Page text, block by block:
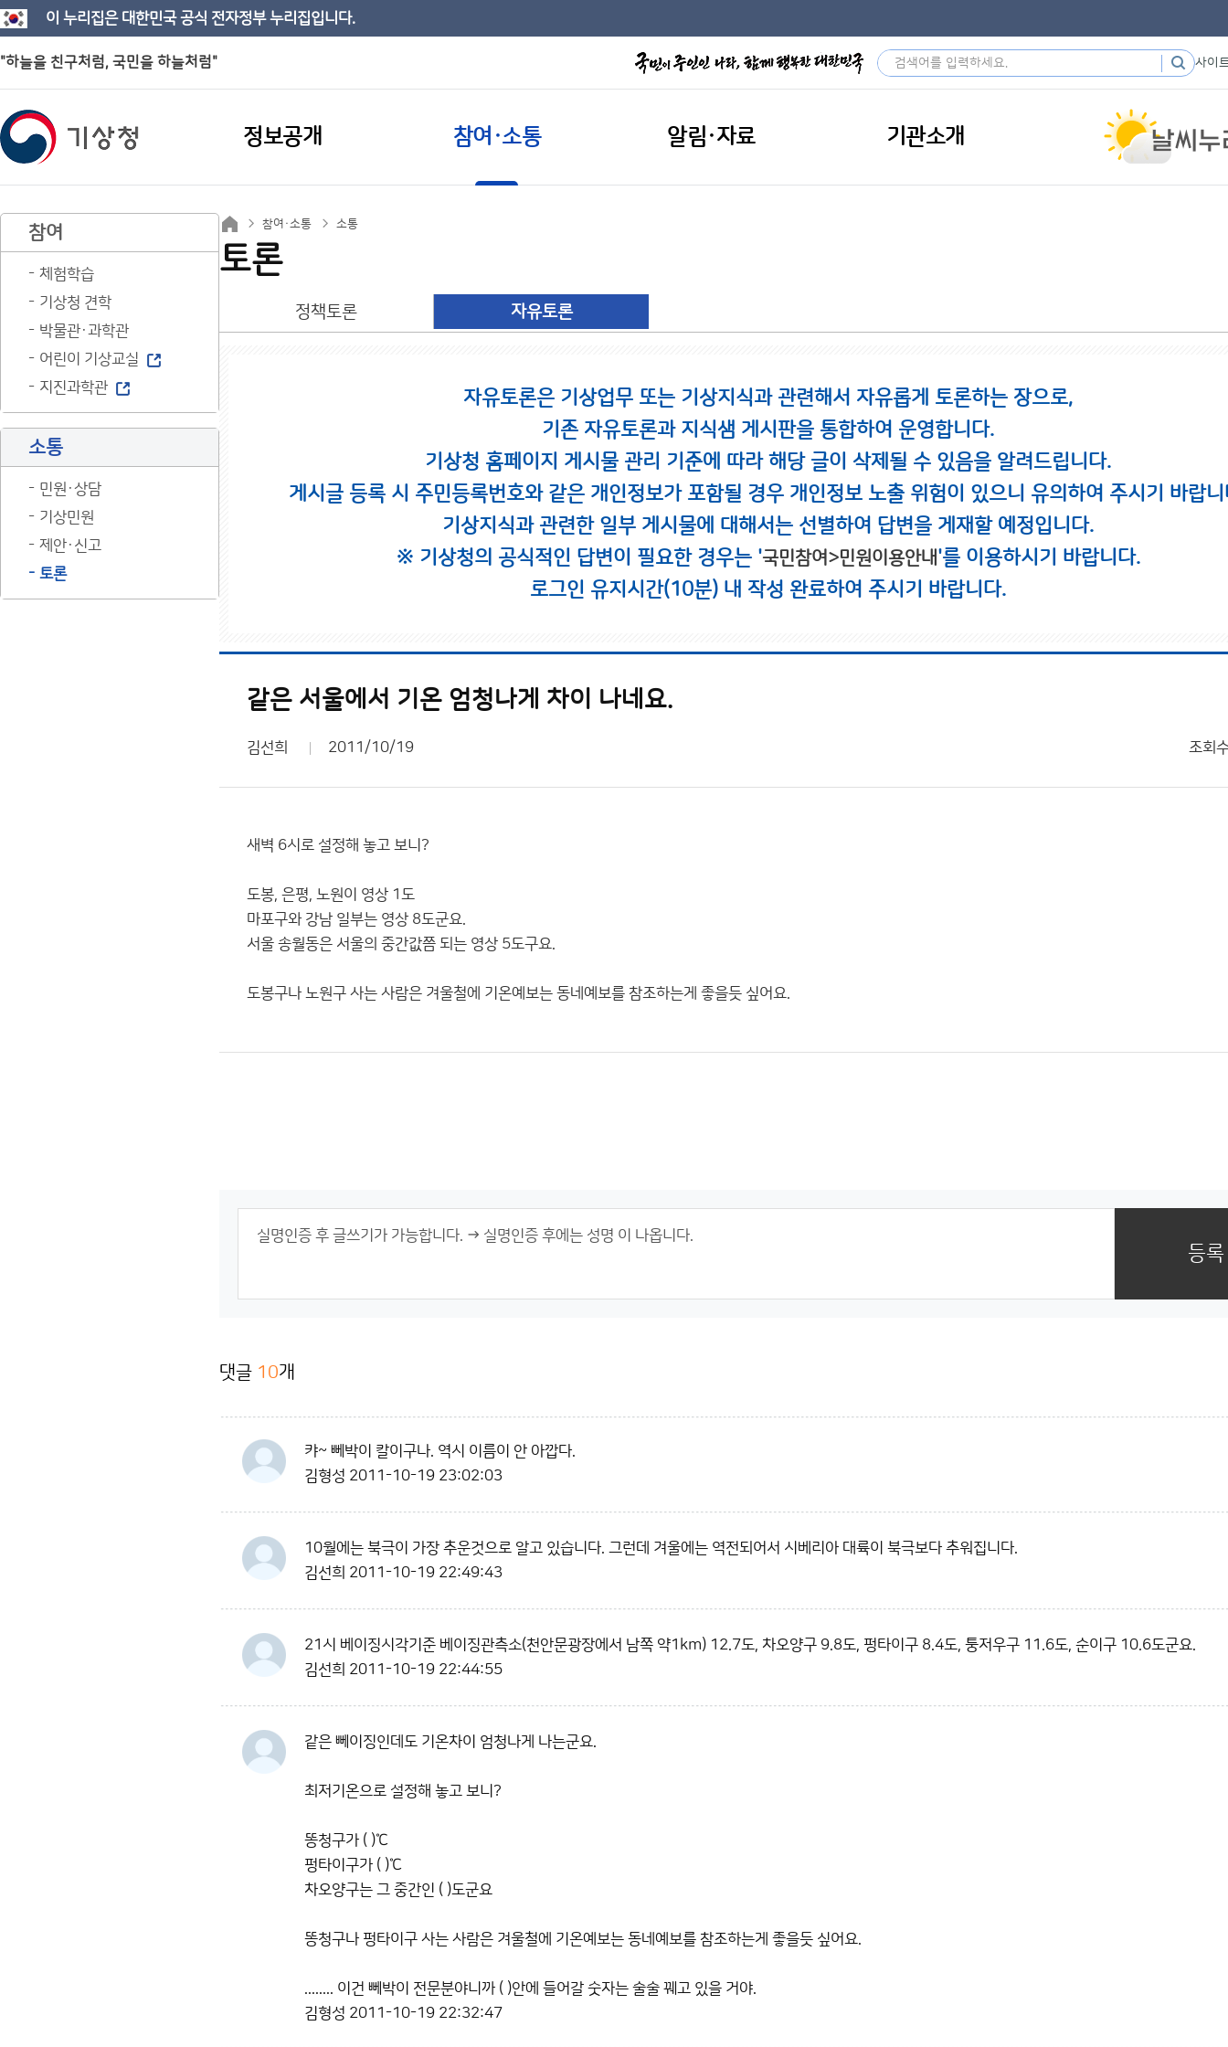
이 누리집은 대한민국 공식 전자정부 누리집입니다.
"하늘을 친구처럼, 국민을 하늘처럼" 사이
정보공개 참여·소통 알림·자료 기관소개
참여
체험학습
기상청 견학
박물관·과학관
어린이 기상교실
지진과학관
소통
민원·상담
기상민원
제안·신고
토론
참여·소통 소통
토론
정책토론 자유토론
자유토론은 기상업무 또는 기상지식과 관련해서 자유롭게 토론하는 장으로,
기존 자유토론과 지식샘 게시판을 통합하여 운영합니다.
기상청 홈페이지 게시물 관리 기준에 따라 해당 글이 삭제될 수 있음을 알려드립니다.
게시글 등록 시 주민등록번호와 같은 개인정보가 포함될 경우 개인정보 노출 위험이 있으니 유의하여 주시기 바랍니
기상지식과 관련한 일부 게시물에 대해서는 선별하여 답변을 게재할 예정입니다.
※ 기상청의 공식적인 답변이 필요한 경우는 '국민참여>민원이용안내'를 이용하시기 바랍니다.
로그인 유지시간(10분) 내 작성 완료하여 주시기 바랍니다.
같은 서울에서 기온 엄청나게 차이 나네요.
김선희 2011/10/19 조회
새벽 6시로 설정해 놓고 보니?
도봉, 은평, 노원이 영상 1도
마포구와 강남 일부는 영상 8도군요.
서울 송월동은 서울의 중간값쯤 되는 영상 5도구요.
도봉구나 노원구 사는 사람은 겨울철에 기온예보는 동네예보를 참조하는게 좋을듯 싶어요.
등록
댓글 10개
캬~ 뻬박이 칼이구나. 역시 이름이 안 아깝다.
김형성 2011-10-19 23:02:03
10월에는 북극이 가장 추운것으로 알고 있습니다. 그런데 겨울에는 역전되어서 시베리아 대륙이 북극보다 추워집니다.
김선희 2011-10-19 22:49:43
21시 베이징시각기준 베이징관측소(천안문광장에서 남쪽 약1km) 12.7도, 차오양구 9.8도, 펑타이구 8.4도, 퉁저우구 11.6도, 순이구 10.6도군요.
김선희 2011-10-19 22:44:55
같은 뻬이징인데도 기온차이 엄청나게 나는군요.
최저기온으로 설정해 놓고 보니?
똥청구가 ( )℃
펑타이구가 ( )℃
차오양구는 그 중간인 ( )도군요
똥청구나 펑타이구 사는 사람은 겨울철에 기온예보는 동네예보를 참조하는게 좋을듯 싶어요.
........ 이건 뻬박이 전문분야니까 ( )안에 들어갈 숫자는 술술 꿰고 있을 거야.
김형성 2011-10-19 22:32:47